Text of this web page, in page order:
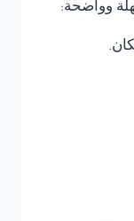
وواضحة: